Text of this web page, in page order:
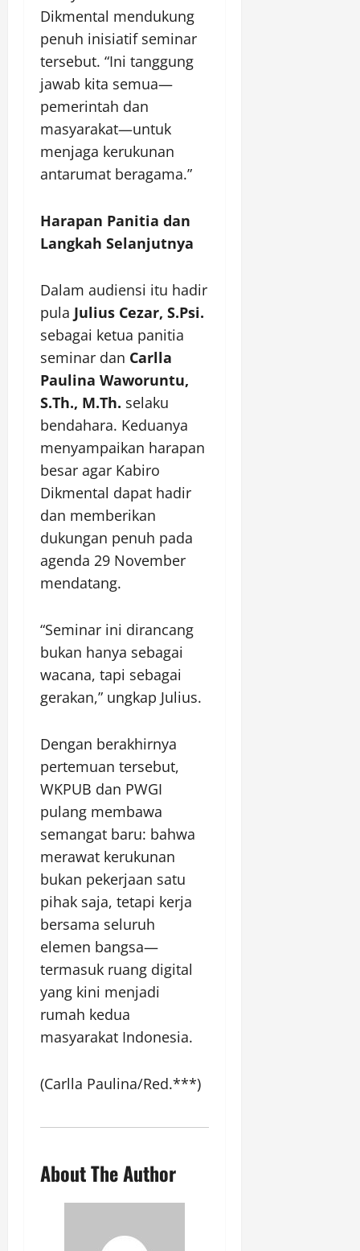
Dikmental mendukung
penuh inisiatif seminar
tersebut. “Ini tanggung
jawab kita semua—
pemerintah dan
masyarakat—untuk
menjaga kerukunan
antarumat beragama.”
Harapan Panitia dan
Langkah Selanjutnya
Dalam audiensi itu hadir
pula Julius Cezar, S.Psi.
sebagai ketua panitia
seminar dan Carlla
Paulina Waworuntu,
S.Th., M.Th. selaku
bendahara. Keduanya
menyampaikan harapan
besar agar Kabiro
Dikmental dapat hadir
dan memberikan
dukungan penuh pada
agenda 29 November
mendatang.
“Seminar ini dirancang
bukan hanya sebagai
wacana, tapi sebagai
gerakan,” ungkap Julius.
Dengan berakhirnya
pertemuan tersebut,
WKPUB dan PWGI
pulang membawa
semangat baru: bahwa
merawat kerukunan
bukan pekerjaan satu
pihak saja, tetapi kerja
bersama seluruh
elemen bangsa—
termasuk ruang digital
yang kini menjadi
rumah kedua
masyarakat Indonesia.
(Carlla Paulina/Red.***)
About The Author